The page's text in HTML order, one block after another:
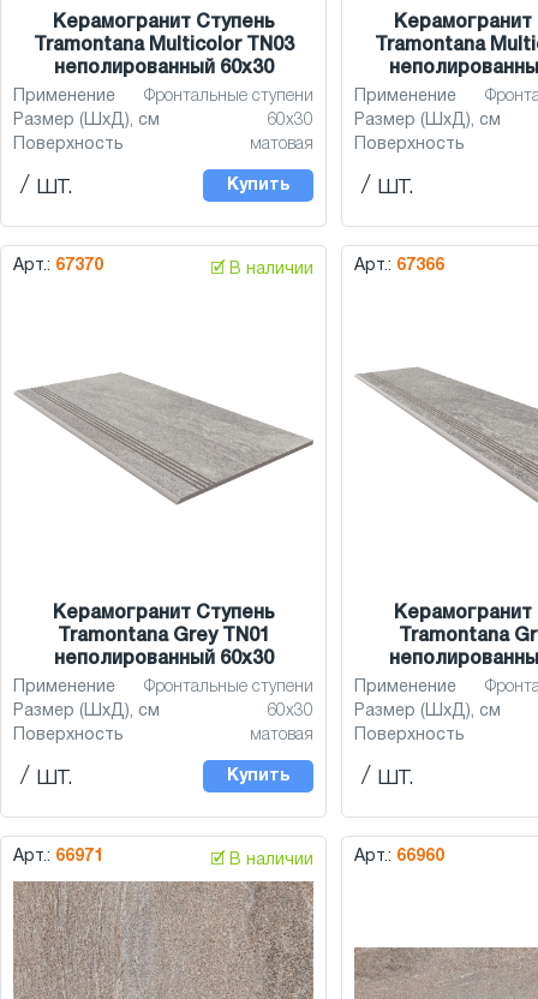
Керамогранит Ступень
Tramontana Multicolor TN03
неполированный 60x30
Применение
Фронтальные ступени
Размер (ШхД), см
60x30
Поверхность
матовая
/ шт. Купить
Керамогранит
Tramontana
Применение
Размер (ШхД), см
Поверхность
/ шт.
Арт.: 67370 🗹 В наличии
Керамогранит Ступень
Tramontana Grey TN01
неполированный 60x30
Применение
Фронтальные ступени
Размер (ШхД), см
60x30
Поверхность
матовая
/ шт. Купить
Арт.: 67366
Керамогранит
Tramontana
Применение
Размер (ШхД), см
Поверхность
/ шт.
Арт.: 66971 🗹 В наличии Арт.: 66960